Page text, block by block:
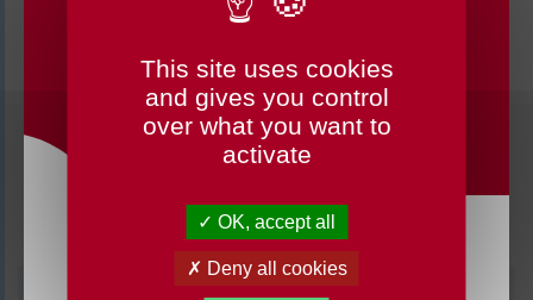
Ces actualités pourraient
également vous intéresser
CHANGEMENTS HORAIRES
OUVERTURE MAIRIE
Du lundi 3 août au dimanche 23 août 2026, la
mairie déléguée de Chenillé-Changé adapte ses
This site uses cookies
and gives you control
over what you want to
activate
OK, accept all
Deny all cookies